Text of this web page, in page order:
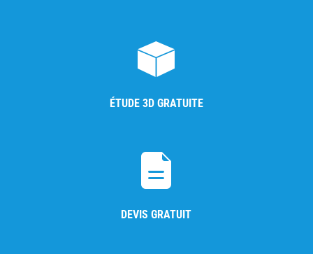
ÉTUDE 3D GRATUITE
DEVIS GRATUIT